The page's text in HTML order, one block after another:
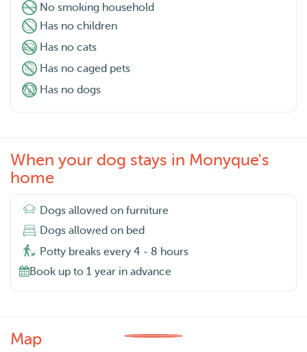
No smoking household
Has no children
Has no cats
Has no caged pets
Has no dogs
When your dog stays in Monyque's
home
Dogs allowed on furniture
Dogs allowed on bed
Potty breaks every 4 - 8 hours
Book up to 1 year in advance
Map